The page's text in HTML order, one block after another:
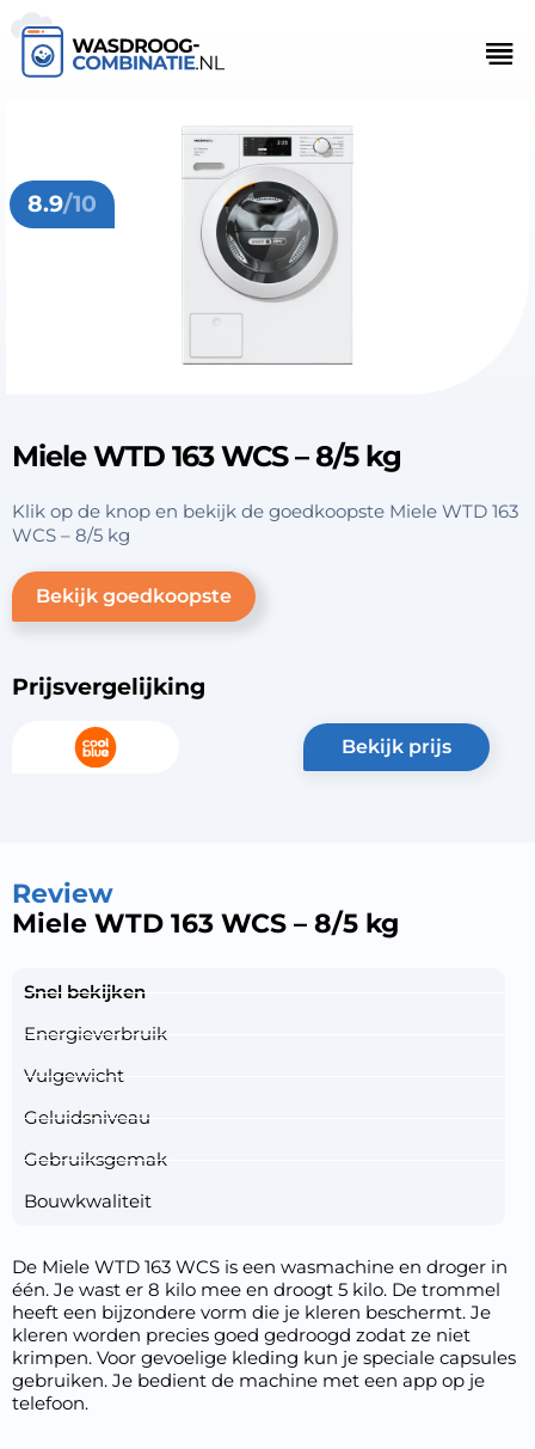
8.9/10
Miele WTD 163 WCS – 8/5 kg
Klik op de knop en bekijk de goedkoopste Miele WTD 163
WCS – 8/5 kg
Bekijk goedkoopste
Prijsvergelijking
bekijk prijs
Review
Miele WTD 163 WCS – 8/5 kg
Snel bekijken
Energieverbruik
Vulgewicht
Geluidsniveau
Gebruiksgemak
Bouwkwaliteit
De Miele WTD 163 WCS is een wasmachine en droger in
één. Je wast er 8 kilo mee en droogt 5 kilo. De trommel
heeft een bijzondere vorm die je kleren beschermt. Je
kleren worden precies goed gedroogd zodat ze niet
krimpen. Voor gevoelige kleding kun je speciale capsules
gebruiken. Je bedient de machine met een app op je
telefoon.